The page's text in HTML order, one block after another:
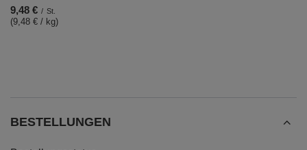
9,48 € / St.
(9,48 € / kg)
BESTELLUNGEN